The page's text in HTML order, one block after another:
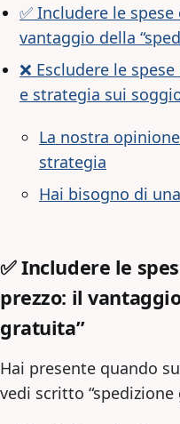
✅ Includere le
vantaggio della
❌ Escludere le
e strategia sui
La nostra
strategia
Hai bisogno di
✅ Includere le
prezzo: il
gratuita”
Hai presente quando
vedi scritto “spedizione